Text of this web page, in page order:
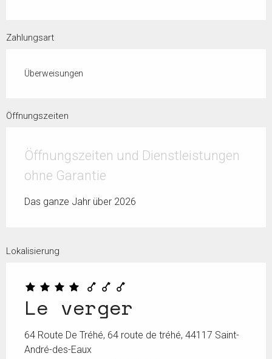
Zahlungsart
Überweisungen
Öffnungszeiten
Öffnungszeiten und Dienstleistungen
ohne Garantie
Das ganze Jahr über 2026
Lokalisierung
Le verger
64 Route De Tréhé, 64 route de tréhé, 44117 Saint-
André-des-Eaux